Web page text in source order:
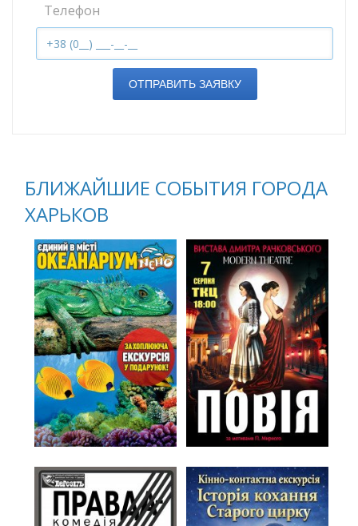
Телефон
ОТПРАВИТЬ ЗАЯВКУ
БЛИЖАЙШИЕ СОБЫТИЯ ГОРОДА
ХАРЬКОВ